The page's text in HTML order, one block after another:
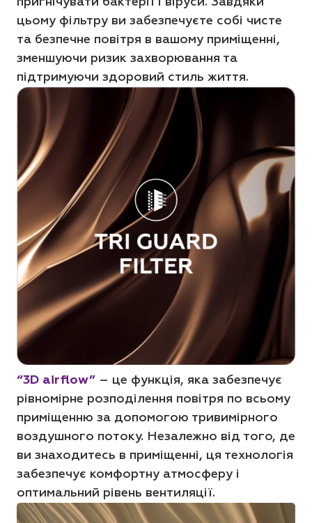
цьому фільтру ви забезпечуєте собі чисте
та безпечне повітря в вашому приміщенні,
зменшуючи ризик захворювання та
підтримуючи здоровий стиль життя.
“3D airflow” – це функція, яка забезпечує
рівномірне розподілення повітря по всьому
приміщенню за допомогою тривимірного
воздушного потоку. Незалежно від того, де
ви знаходитесь в приміщенні, ця технологія
забезпечує комфортну атмосферу і
оптимальний рівень вентиляції.